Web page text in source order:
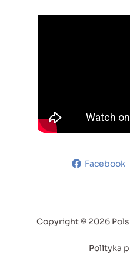
Facebook
Copyright © 2026
Polityka